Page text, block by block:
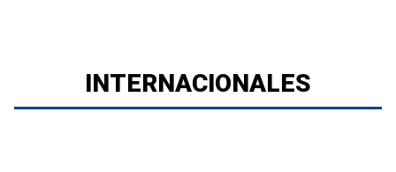
INTERNACIONALES